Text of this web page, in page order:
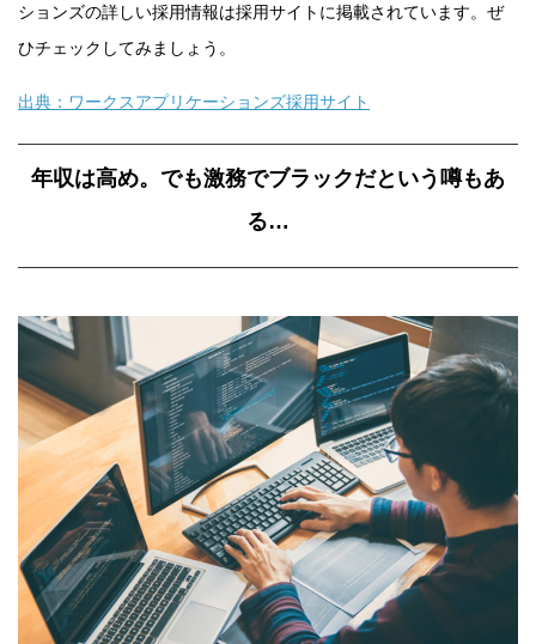
ションズの詳しい採用情報は採用サイトに掲載されています。ぜ
ひチェックしてみましょう。
出典：ワークスアプリケーションズ採用サイト
年収は高め。でも激務でブラックだという噂もあ
る…